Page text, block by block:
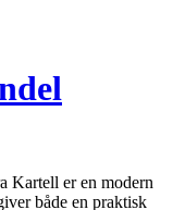
Kartell er en modern
både en praktisk